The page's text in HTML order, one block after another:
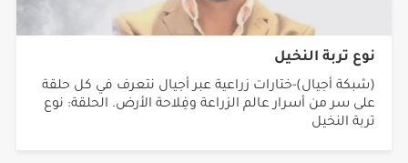
نوع تربة النخيل
(شبكة أجيال)-ختارات زراعية عبر أجيال نتعرف في كل حلقة
على سر من أسرار عالم الزراعة وفِلاحة الأرض. الحلقة: نوع
تربة النخيل